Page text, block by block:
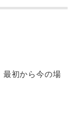
最初から今の場